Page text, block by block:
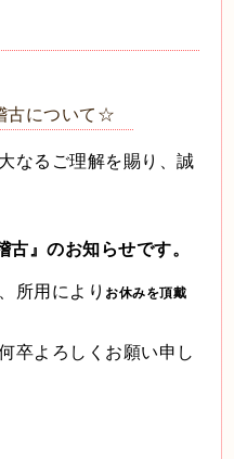
古について☆
なるご理解を賜り、誠
古』のお知らせです。
所用により お休みを頂戴
卒よろしくお願い申し